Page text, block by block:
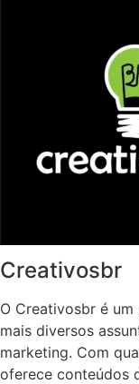
Creativosbr
O Creativosbr é
mais diversos
marketing. Com
oferece conteúdos